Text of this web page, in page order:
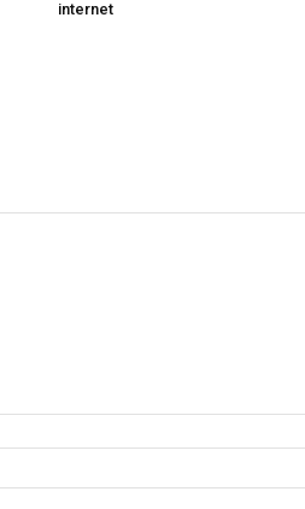
internet